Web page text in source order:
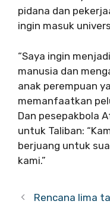
pidana dan
ingin masuk
“Saya ingin
manusia dan
anak perempuan
memanfaatkan
Dan pesepakbola
untuk Taliban:
berjuang untuk
kami.”
Rencana lima